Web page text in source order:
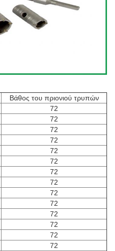
Βάθος του πριονιού τρυπών
72
72
72
72
72
72
72
72
72
72
72
72
72
72